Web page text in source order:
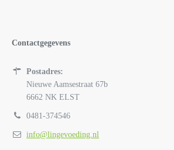
Contactgegevens
Postadres:
Nieuwe Aamsestraat 67b
6662 NK ELST
0481-374546
info@lingevoeding.nl